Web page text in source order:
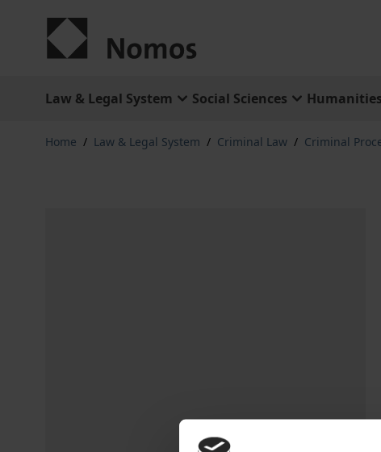
Law & Legal System Social Sciences Humanities
Home / Law & Legal System / Criminal Law / Criminal